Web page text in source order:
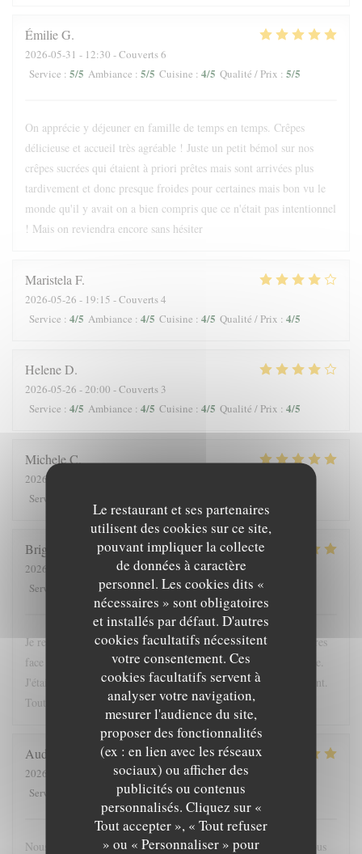
Le restaurant et ses partenaires
utilisent des cookies sur ce site,
pouvant impliquer la collecte
de données à caractère
personnel. Les cookies dits «
nécessaires » sont obligatoires
et installés par défaut. D'autres
cookies facultatifs nécessitent
votre consentement. Ces
cookies facultatifs servent à
analyser votre navigation,
mesurer l'audience du site,
proposer des fonctionnalités
(ex : en lien avec les réseaux
sociaux) ou afficher des
publicités ou contenus
personnalisés. Cliquez sur «
Tout accepter », « Tout refuser
» ou « Personnaliser » pour
ÉmilieG
2026-05-31 - 12:30 - Couverts 6
Service : 5/5 Ambiance : 5/5 Cuisine : 4/5 Qualité / Prix : 5/5
On apprécie y déjeuner en famille de temps en temps. Crêpes
délicieuse et accueil très agréable ! Juste un petit bémol sur nos
crêpes sucrées qui étaient à priori prêtes mais sont arrivées plus
tardivement et donc presque froides pour certaines mais bon vu le
monde qu'il y avait on a bien compris que ce n'était pas intentionnel
! Mais on reviendra encore sans hésiter
Maristela F
2026-05-26 - 19:15 - Couverts 4
Service : 4/5 Ambiance : 4/5 Cuisine : 4/5 Qualité / Prix : 4/5
HeleneD
2026-05-26 - 20:00 - Couverts 3
Service : 4/5 Ambiance : 4/5 Cuisine : 4/5 Qualité / Prix : 4/5
MicheleC
2026-05-28
Service
Brigitte
2026-04-24
- 12:15 - Couverts 2
Service
Ambiance:5/5 Cuisine: 5/5 Qualité / Prix
Je recommande cette adresse; très bien située, à l'ombre des arbres
face à l'entrée du chateau. La proposition du jour était excellente.
J'étais accompagnée d'une enfant; elle a été servie très rapidement.
Tout était bon. La crêpe dessert du jour originale
Audrey
2026-05-16
- 19:45 - Couverts 4
Service
Ambiance: 5/5 Cuisine :5/5 Qualité / Prix
Nous nous sommes régalés, joli restaurant, bonne ambiance. Nous